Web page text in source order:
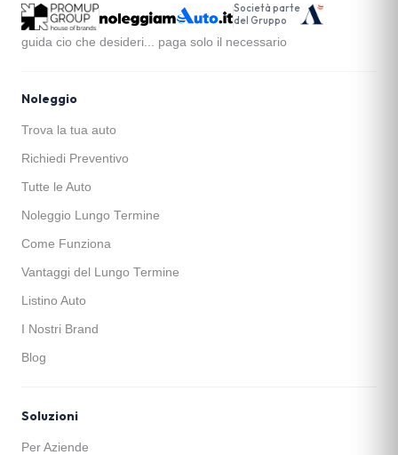
Società parte
del Gruppo
guida cio che desideri... paga solo il necessario
Noleggio
Trova la tua auto
Richiedi Preventivo
Tutte le Auto
Noleggio Lungo Termine
Come Funziona
Vantaggi del Lungo Termine
Listino Auto
I Nostri Brand
Blog
Soluzioni
Per Aziende